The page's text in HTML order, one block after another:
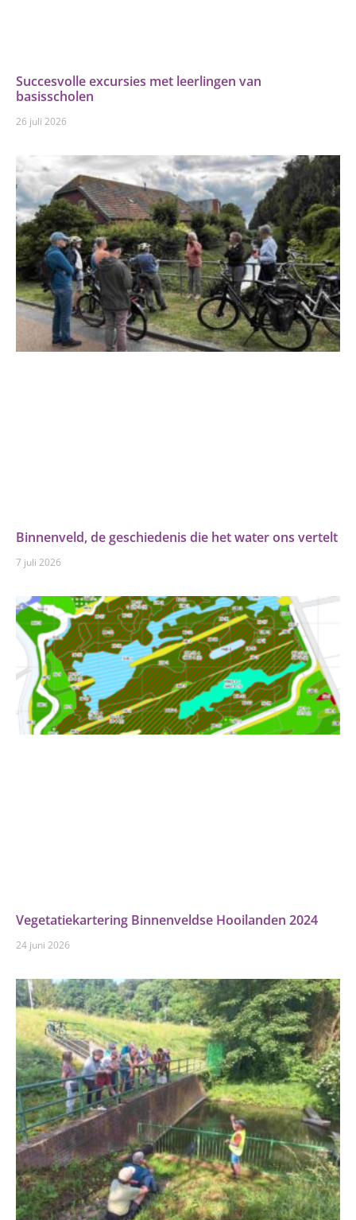
Succesvolle excursies met leerlingen van
basisscholen
26 juli 2026
Binnenveld, de geschiedenis die het water ons vertelt
7 juli 2026
Vegetatiekartering Binnenveldse Hooilanden 2024
24 juni 2026